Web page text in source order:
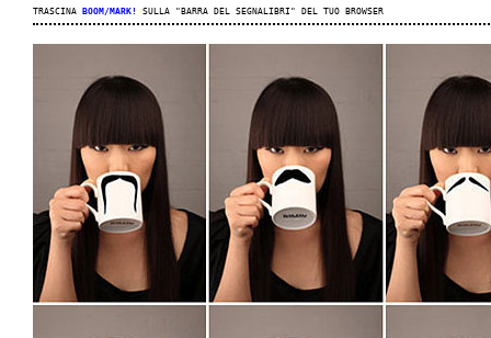
TRASCINA BOOM/MARK! SULLA "BARRA DEL SEGNALIBRI" DEL TUO BROWSER